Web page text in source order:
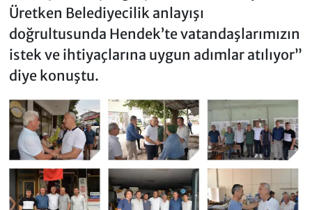
Üretken Belediyecilik anlayışı
doğrultusunda Hendek’te vatandaşlarımızın
istek ve ihtiyaçlarına uygun adımlar atılıyor”
diye konuştu.